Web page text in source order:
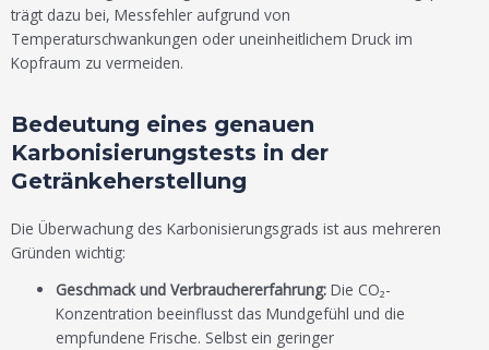
trägt dazu bei, Messfehler aufgrund von
Temperaturschwankungen oder uneinheitlichem Druck im
Kopfraum zu vermeiden.
Bedeutung eines genauen
Karbonisierungstests in der
Getränkeherstellung
Die Überwachung des Karbonisierungsgrads ist aus mehreren
Gründen wichtig:
Geschmack und Verbrauchererfahrung: Die CO₂-
Konzentration beeinflusst das Mundgefühl und die
empfundene Frische. Selbst ein geringer